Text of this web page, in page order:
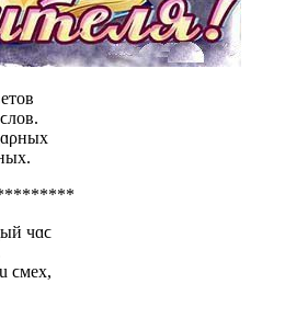
чɑϲ
ϲмex,